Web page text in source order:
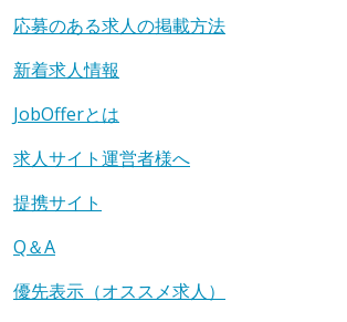
応募のある求人の掲載方法
新着求人情報
JobOfferとは
求人サイト運営者様へ
提携サイト
Q＆A
優先表示（オススメ求人）